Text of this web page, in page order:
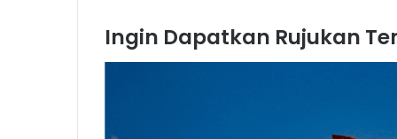
Ingin Dapatkan Rujukan